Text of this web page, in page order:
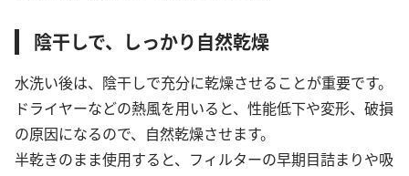
陰干しで、しっかり自然乾燥
水洗い後は、陰干しで充分に乾燥させることが重要です。
ドライヤーなどの熱風を用いると、性能低下や変形、破損
の原因になるので、自然乾燥させます。
半乾きのまま使用すると、フィルターの早期目詰まりや吸